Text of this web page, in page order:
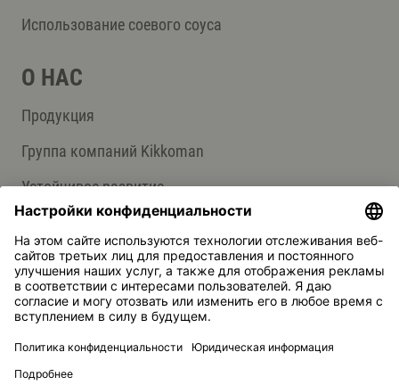
Использование соевого соуса
О НАС
Продукция
Группа компаний Kikkoman
Устойчивое развитие
СЛУЖБА ПОДДЕРЖКИ
Ответы на вопросы
Контакты
Kikkoman — зарегистрированная торговая марка Kikkoman